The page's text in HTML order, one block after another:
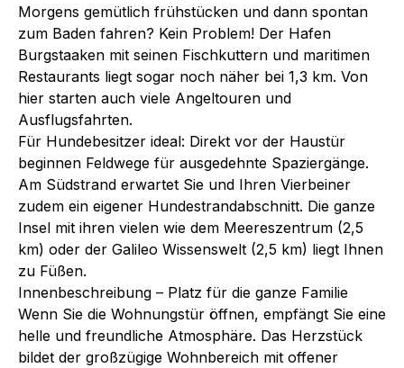
Morgens gemütlich frühstücken und dann spontan
zum Baden fahren? Kein Problem! Der Hafen
Burgstaaken mit seinen Fischkuttern und maritimen
Restaurants liegt sogar noch näher bei 1,3 km. Von
hier starten auch viele Angeltouren und
Ausflugsfahrten.
Für Hundebesitzer ideal: Direkt vor der Haustür
beginnen Feldwege für ausgedehnte Spaziergänge.
Am Südstrand erwartet Sie und Ihren Vierbeiner
zudem ein eigener Hundestrandabschnitt. Die ganze
Insel mit ihren vielen wie dem Meereszentrum (2,5
km) oder der Galileo Wissenswelt (2,5 km) liegt Ihnen
zu Füßen.
Innenbeschreibung – Platz für die ganze Familie
Wenn Sie die Wohnungstür öffnen, empfängt Sie eine
helle und freundliche Atmosphäre. Das Herzstück
bildet der großzügige Wohnbereich mit offener